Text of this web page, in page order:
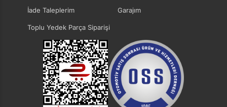
İade Taleplerim Garajım
Toplu Yedek Parça Siparişi